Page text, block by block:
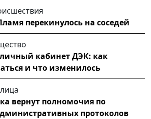
перекинулось на соседей
кабинет ДЭК: как
и что изменилось
вернут полномочия по
протоколов